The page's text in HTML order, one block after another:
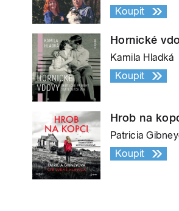
Koupit
Hornické
Kamila Hladká
Koupit
Hrob na
Patricia
Koupit